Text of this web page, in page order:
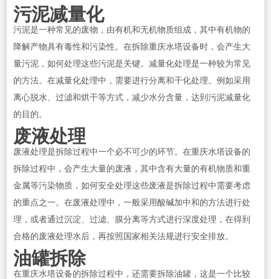
污泥减量化
污泥是一种常见的废物，由有机和无机物质组成，其中有机物的
降解产物具有毒性和污染性。在拆除重庆水塔设备时，会产生大
量污泥，如何处理这些污泥是关键。减量化处理是一种较为常见
的方法。在减量化处理中，需要进行分离和干化处理。例如采用
离心脱水、过滤和烘干等方式，减少水分含量，达到污泥减量化
的目的。
废液处理
废液处理是拆除过程中一个必不可少的环节。在重庆水塔设备的
拆除过程中，会产生大量的废液，其中含有大量的有机物质和重
金属等污染物质，如何安全处理这些废液是拆除过程中需要考虑
的重点之一。在废液处理中，一般采用酸碱加中和的方法进行处
理，或者通过沉淀、过滤、膜分离等方式进行深度处理，在得到
合格的废液处理水后，再按照国家相关法规进行安全排放。
油罐拆除
在重庆水塔设备的拆除过程中，还需要拆除油罐，这是一个比较